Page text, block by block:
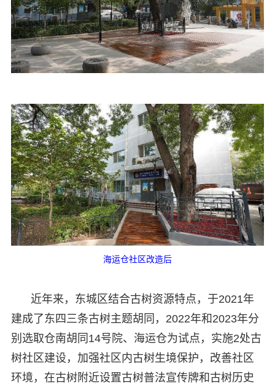
海运仓社区改造后
近年来，东城区结合古树资源特点，于2021年
建成了东四三条古树主题胡同，2022年和2023年分
别选取仓南胡同14号院、海运仓为试点，实施2处古
树社区建设，加强社区内古树生境保护，改善社区
环境，在古树附近设置古树普法宣传牌和古树历史